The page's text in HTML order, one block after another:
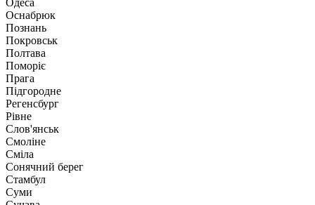
Одеса
Оснабрюк
Познань
Покровськ
Полтава
Поморіє
Прага
Підгородне
Регенсбург
Рівне
Слов'янськ
Смоліне
Сміла
Сонячний берег
Стамбул
Суми